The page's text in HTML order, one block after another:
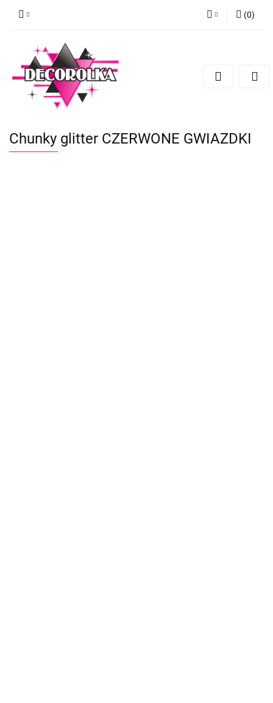
Dodaj zgłoszenie
(0)
Chunky glitter CZERWONE GWIAZDKI